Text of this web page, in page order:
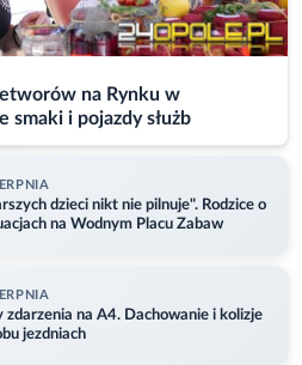
na Rynku w
smaki i pojazdy służb
dzieci nikt nie pilnuje". Rodzice o
na Wodnym Placu Zabaw
zdarzenia na A4. Dachowanie i kolizje
jezdniach